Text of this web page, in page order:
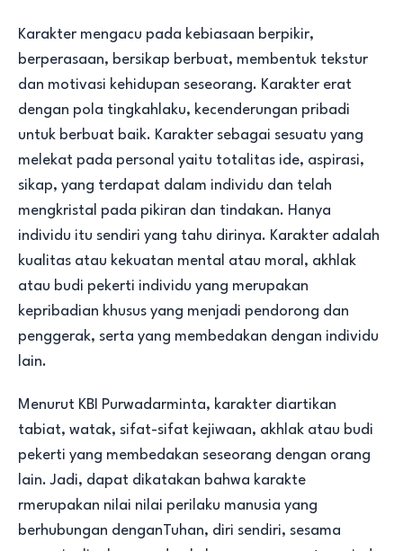
Karakter mengacu pada kebiasaan berpikir,
berperasaan, bersikap berbuat, membentuk tekstur
dan motivasi kehidupan seseorang. Karakter erat
dengan pola tingkahlaku, kecenderungan pribadi
untuk berbuat baik. Karakter sebagai sesuatu yang
melekat pada personal yaitu totalitas ide, aspirasi,
sikap, yang terdapat dalam individu dan telah
mengkristal pada pikiran dan tindakan. Hanya
individu itu sendiri yang tahu dirinya. Karakter adalah
kualitas atau kekuatan mental atau moral, akhlak
atau budi pekerti individu yang merupakan
kepribadian khusus yang menjadi pendorong dan
penggerak, serta yang membedakan dengan individu
lain.
Menurut KBI Purwadarminta, karakter diartikan
tabiat, watak, sifat-sifat kejiwaan, akhlak atau budi
pekerti yang membedakan seseorang dengan orang
lain. Jadi, dapat dikatakan bahwa karakte
rmerupakan nilai nilai perilaku manusia yang
berhubungan denganTuhan, diri sendiri, sesama